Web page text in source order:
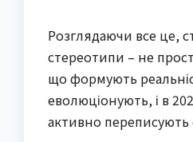
Розглядаючи все це,
стереотипи – не
що формують
еволюціонують, і в
активно переписують